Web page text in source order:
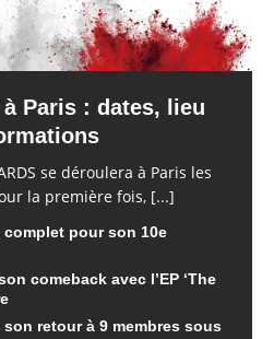
à Paris : dates, lieu
se déroulera à Paris les
la première fois, [...]
complet pour son 10e
comeback avec l’EP ‘The
retour à 9 membres sous